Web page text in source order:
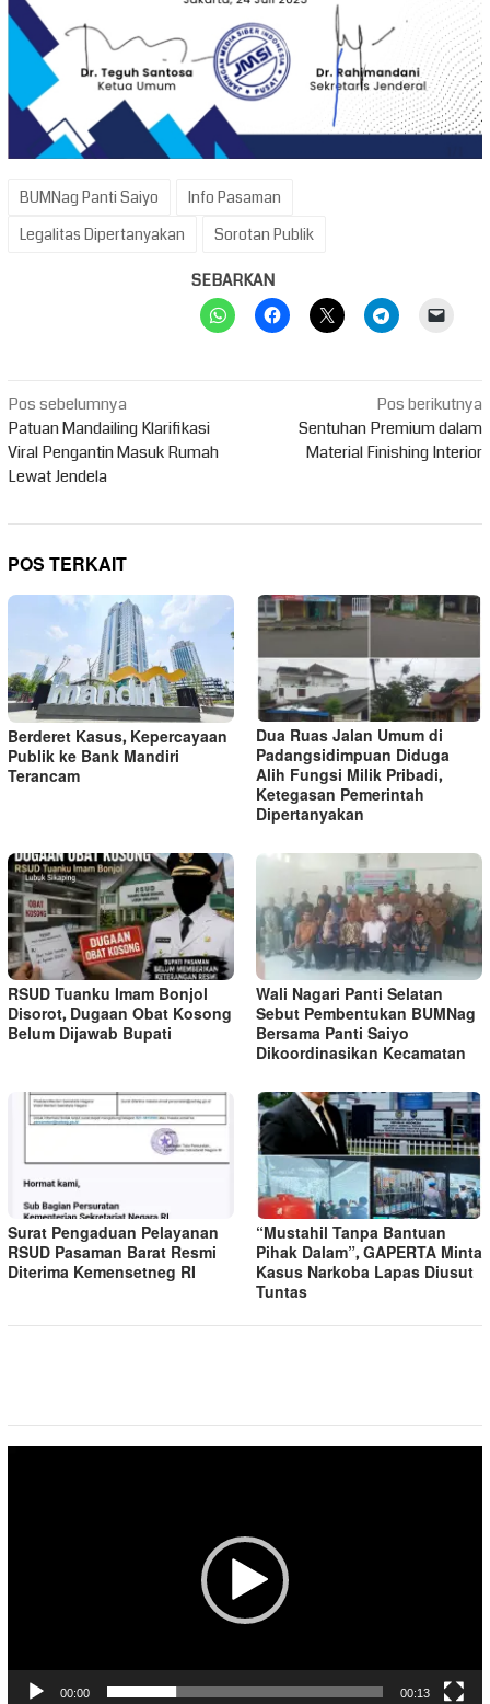
BUMNag Panti Saiyo
Info Pasaman
Legalitas Dipertanyakan
Sorotan Publik
SEBARKAN
Navigasi
pos
Pos sebelumnya
Patuan Mandailing Klarifikasi
Viral Pengantin Masuk Rumah
Lewat Jendela
Pos berikutnya
Sentuhan Premium dalam
Material Finishing Interior
POS TERKAIT
Berderet Kasus, Kepercayaan
Publik ke Bank Mandiri
Terancam
Dua Ruas Jalan Umum di
Padangsidimpuan Diduga
Alih Fungsi Milik Pribadi,
Ketegasan Pemerintah
Dipertanyakan
RSUD Tuanku Imam Bonjol
Disorot, Dugaan Obat Kosong
Belum Dijawab Bupati
Wali Nagari Panti Selatan
Sebut Pembentukan BUMNag
Bersama Panti Saiyo
Dikoordinasikan Kecamatan
Surat Pengaduan Pelayanan
RSUD Pasaman Barat Resmi
Diterima Kemensetneg RI
“Mustahil Tanpa Bantuan
Pihak Dalam”, GAPERTA Minta
Kasus Narkoba Lapas Diusut
Tuntas
00:00 00:13